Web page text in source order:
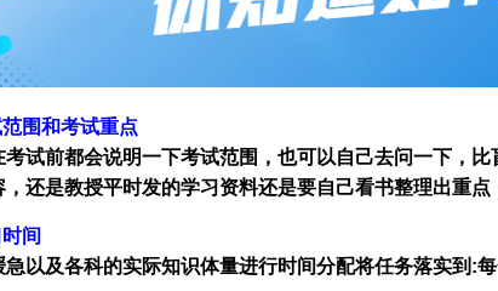
围和考试重点
考试前都会说明一下考试范围，也可以自己去问一下，
还是教授平时发的学习资料还是要自己看书整理出重点
间
急以及各科的实际知识体量进行时间分配将任务落实到: